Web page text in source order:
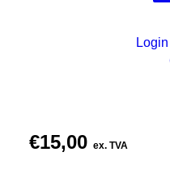
€15,00 ex. TVA